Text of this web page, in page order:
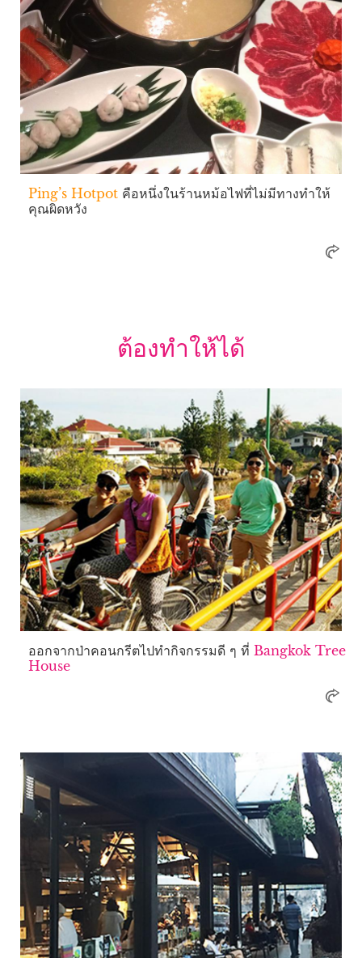
Ping’s Hotpot คือหนึ่งในร้านหม้อไฟที่ไม่มีทางทำให้
คุณผิดหวัง
ต้องทำให้ได้
ออกจากป่าคอนกรีตไปทำกิจกรรมดี ๆ ที่ Bangkok Tree
House